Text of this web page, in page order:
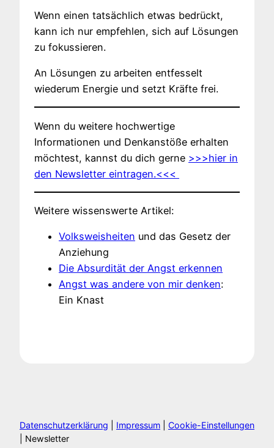
Wenn einen tatsächlich etwas bedrückt,
kann ich nur empfehlen, sich auf Lösungen
zu fokussieren.
An Lösungen zu arbeiten entfesselt
wiederum Energie und setzt Kräfte frei.
Wenn du weitere hochwertige
Informationen und Denkanstöße erhalten
möchtest, kannst du dich gerne >>>hier in
den Newsletter eintragen.<<<
Weitere wissenswerte Artikel:
Volksweisheiten und das Gesetz der
Anziehung
Die Absurdität der Angst erkennen
Angst was andere von mir denken:
Ein Knast
Datenschutzerklärung Impressum
Cookie-Einstellungen
| Newsletter